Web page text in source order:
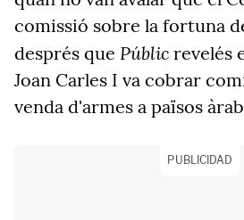
comissió sobre la fortuna
després que Públic revelés
Joan Carles I va cobrar
venda d'armes a països
PUBLICIDAD